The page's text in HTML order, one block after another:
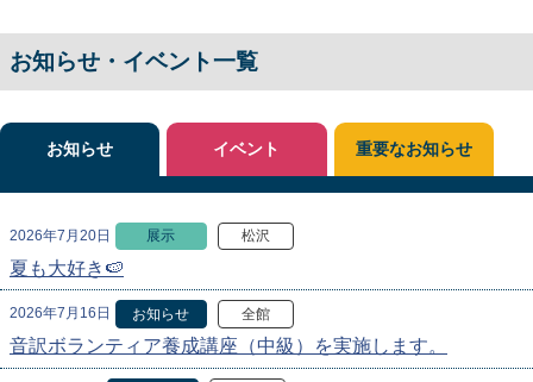
お知らせ・イベント一覧
お知らせ
2026年7月20日 展示 松沢
夏も大好き🍉
2026年7月16日 お知らせ 全館
音訳ボランティア養成講座（中級）を実施します。
イベント 重要なお知らせ